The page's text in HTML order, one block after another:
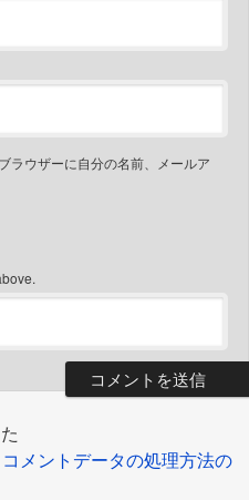
ラウザーに自分の名前、メールア
コメントデータの処理方法の